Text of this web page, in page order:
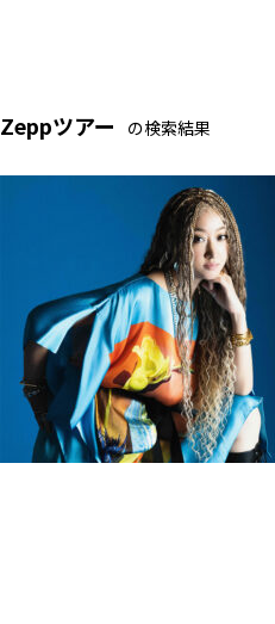
Zeppツアー の検索結果